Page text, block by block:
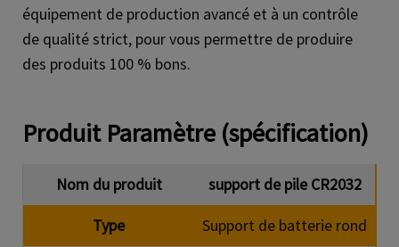
équipement de production avancé et à un contrôle
de qualité strict, pour vous permettre de produire
des produits 100 % bons.
Produit Paramètre (spécification)
Nom du produit
support de pile CR2032
Type
Support de batterie rond